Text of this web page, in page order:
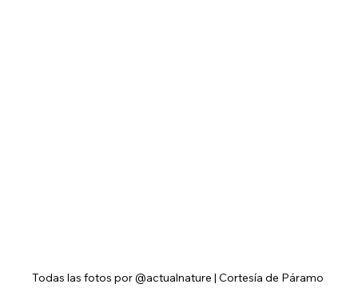
Todas las fotos por @actualnature | Cortesía de Páramo